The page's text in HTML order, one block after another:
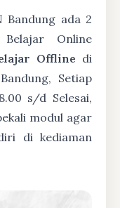
Bandung ada 2
Online
Offline di
Setiap
s/d Selesai,
modul agar
di kediaman